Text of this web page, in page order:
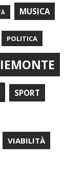
MUSICA
POLITICA
SPORT
VIABILITÀ